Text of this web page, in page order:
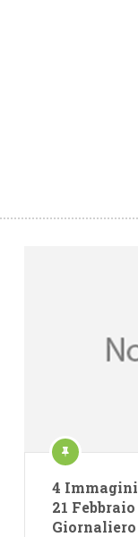
4
21